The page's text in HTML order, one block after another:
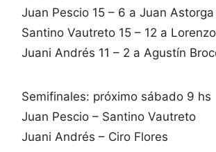
Juan Pescio 15 – 6 a Juan Astorga
Santino Vautreto 15 – 12 a
Juani Andrés 11 – 2 a Agustín
Semifinales: próximo sábado 9 hs
Juan Pescio – Santino Vautreto
Juani Andrés – Ciro Flores